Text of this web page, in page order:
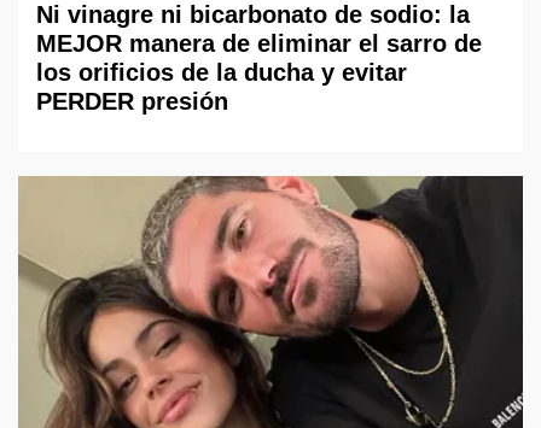
Ni vinagre ni bicarbonato de sodio: la
MEJOR manera de eliminar el sarro de
los orificios de la ducha y evitar
PERDER presión